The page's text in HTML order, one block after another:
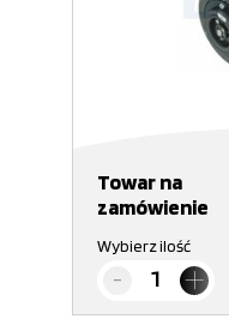
Towar na
zamówienie
Wybierz ilość